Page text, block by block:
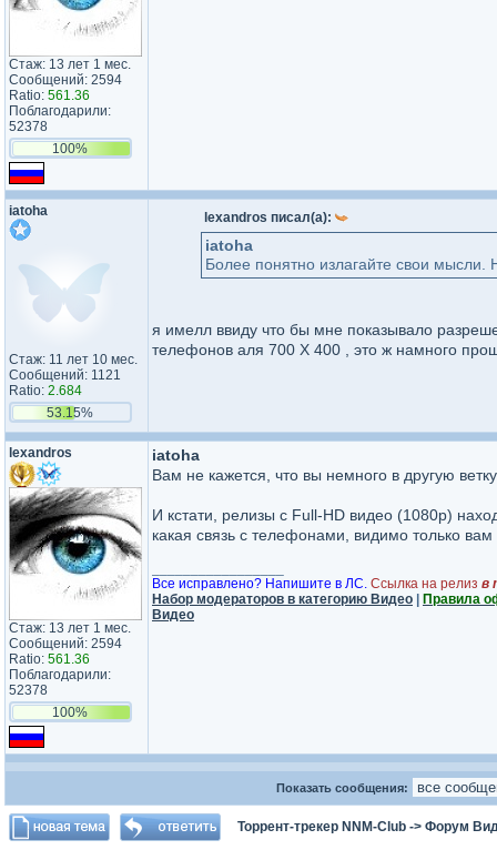
Стаж: 13 лет 1 мес.
Сообщений: 2594
Ratio: 561.36
Поблагодарили:
52378
100%
iatoha
Стаж: 11 лет 10 мес.
Сообщений: 1121
Ratio: 2.684
53.15%
lexandros писал(а):
iatoha
Более понятно излагайте свои мысли.
я имелл ввиду что бы мне показывало
телефонов аля 700 Х 400 , это ж намного
lexandros
Стаж: 13 лет 1 мес.
Сообщений: 2594
Ratio: 561.36
Поблагодарили:
52378
100%
iatoha
Вам не кажется, что вы немного в другую
И кстати, релизы с Full-HD видео (1080p)
какая связь с телефонами, видимо только вам
Все исправлено? Напишите в ЛС. Ссылка на релиз в
Набор модераторов в категорию Видео
Правила
Видео
Показать сообщения:
Торрент-трекер NNM-Club -> Форум